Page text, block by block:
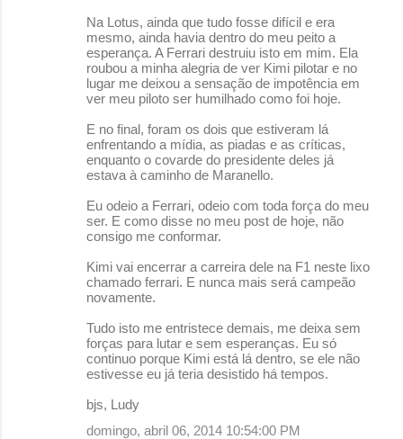
Na Lotus, ainda que tudo fosse difícil e era
mesmo, ainda havia dentro do meu peito a
esperança. A Ferrari destruiu isto em mim. Ela
roubou a minha alegria de ver Kimi pilotar e no
lugar me deixou a sensação de impotência em
ver meu piloto ser humilhado como foi hoje.
E no final, foram os dois que estiveram lá
enfrentando a mídia, as piadas e as críticas,
enquanto o covarde do presidente deles já
estava à caminho de Maranello.
Eu odeio a Ferrari, odeio com toda força do meu
ser. E como disse no meu post de hoje, não
consigo me conformar.
Kimi vai encerrar a carreira dele na F1 neste lixo
chamado ferrari. E nunca mais será campeão
novamente.
Tudo isto me entristece demais, me deixa sem
forças para lutar e sem esperanças. Eu só
continuo porque Kimi está lá dentro, se ele não
estivesse eu já teria desistido há tempos.
bjs, Ludy
domingo, abril 06, 2014 10:54:00 PM